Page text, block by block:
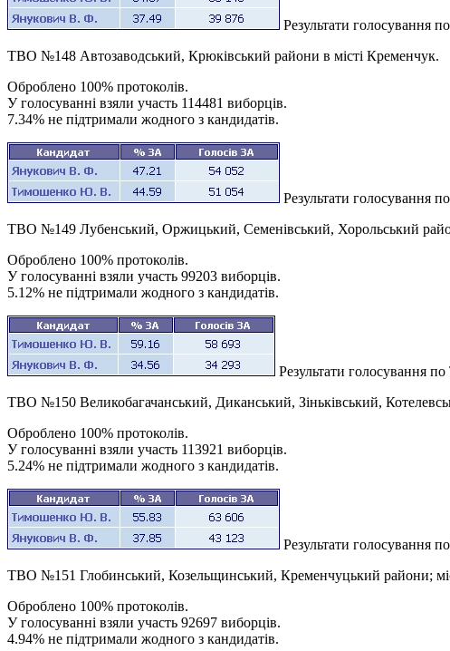
Результати голосування
ТВО №148 Автозаводський, Крюківський райони в місті Кременчук.
Оброблено 100% протоколів.
У голосуванні взяли участь 114481 виборців.
7.34% не підтримали жодного з кандидатів.
Результати голосування
ТВО №149 Лубенський, Оржицький, Семенівський, Хорольський
Оброблено 100% протоколів.
У голосуванні взяли участь 99203 виборців.
5.12% не підтримали жодного з кандидатів.
Результати голосування
ТВО №150 Великобагачанський, Диканський, Зіньківський,
Оброблено 100% протоколів.
У голосуванні взяли участь 113921 виборців.
5.24% не підтримали жодного з кандидатів.
Результати голосування
ТВО №151 Глобинський, Козельщинський, Кременчуцький райони;
Оброблено 100% протоколів.
У голосуванні взяли участь 92697 виборців.
4.94% не підтримали жодного з кандидатів.